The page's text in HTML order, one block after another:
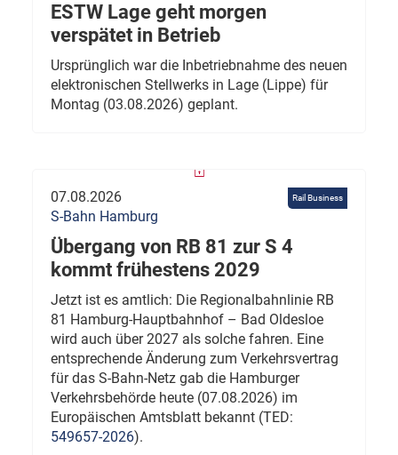
ESTW Lage geht morgen
verspätet in Betrieb
Ursprünglich war die Inbetriebnahme des neuen
elektronischen Stellwerks in Lage (Lippe) für
Montag (03.08.2026) geplant.
Rail Business
07.08.2026
S-Bahn Hamburg
Übergang von RB 81 zur S 4
kommt frühestens 2029
Jetzt ist es amtlich: Die Regionalbahnlinie RB
81 Hamburg-Hauptbahnhof – Bad Oldesloe
wird auch über 2027 als solche fahren. Eine
entsprechende Änderung zum Verkehrsvertrag
für das S-Bahn-Netz gab die Hamburger
Verkehrsbehörde heute (07.08.2026) im
Europäischen Amtsblatt bekannt (TED:
549657-2026).